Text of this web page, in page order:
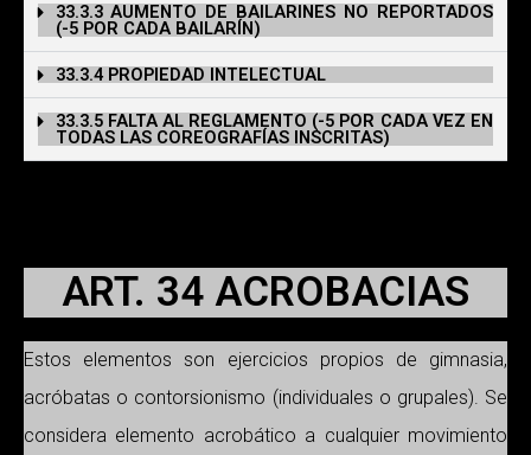
33.3.3 AUMENTO DE BAILARINES NO REPORTADOS
(-5 POR CADA BAILARÍN)
33.3.4 PROPIEDAD INTELECTUAL
33.3.5 FALTA AL REGLAMENTO (-5 POR CADA VEZ EN
TODAS LAS COREOGRAFÍAS INSCRITAS)
ART. 34 ACROBACIAS
Estos elementos son ejercicios propios de gimnasia,
acróbatas o contorsionismo (individuales o grupales). Se
considera elemento acrobático a cualquier movimiento